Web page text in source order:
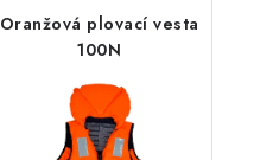
Oranžová plovací vesta
100N